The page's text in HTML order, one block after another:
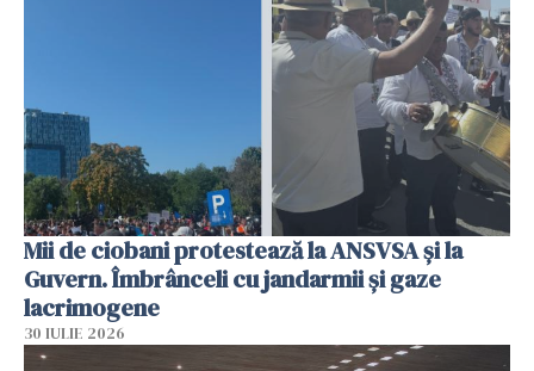
Mii de ciobani protestează la ANSVSA și la
Guvern. Îmbrânceli cu jandarmii și gaze
lacrimogene
30 IULIE 2026